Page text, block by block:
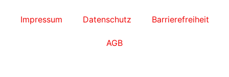
Impressum Datenschutz Barrierefreiheit
AGB